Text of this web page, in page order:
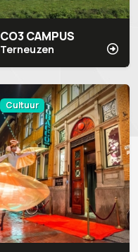
CO3 CAMPUS
Terneuzen
Cultuur